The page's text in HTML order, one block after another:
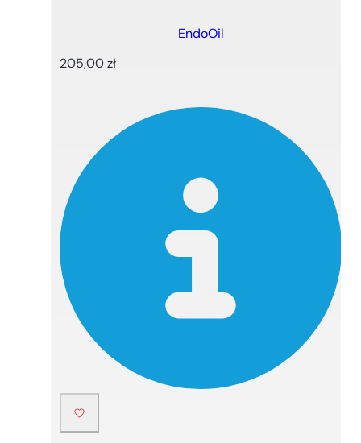
EndoOil
205,00zł